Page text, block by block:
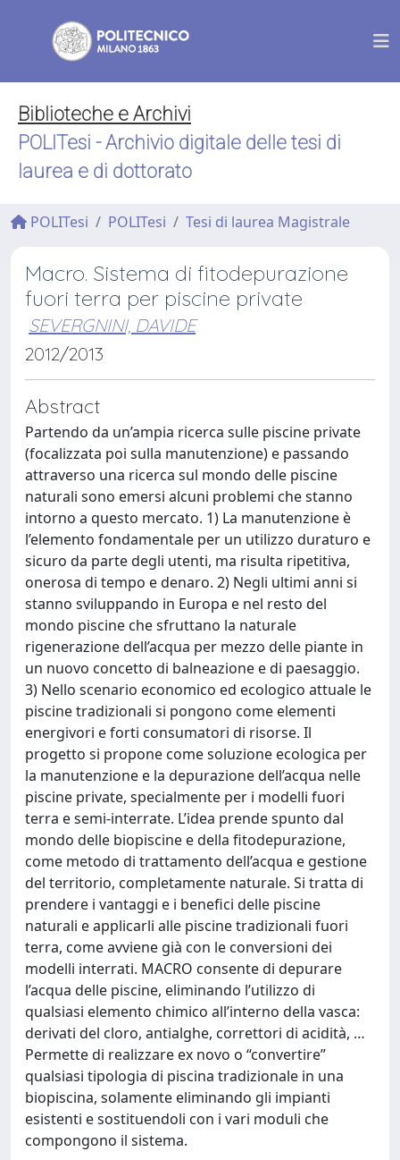
Biblioteche e Archivi
POLITesi - Archivio digitale delle tesi di
laurea e di dottorato
POLITesi POLITesi Tesi di laurea Magistrale
Macro. Sistema di fitodepurazione
fuori terra per piscine private
SEVERGNINI, DAVIDE
2012/2013
Abstract
Partendo da un’ampia ricerca sulle piscine private
(focalizzata poi sulla manutenzione) e passando
attraverso una ricerca sul mondo delle piscine
naturali sono emersi alcuni problemi che stanno
intorno a questo mercato. 1) La manutenzione è
l’elemento fondamentale per un utilizzo duraturo e
sicuro da parte degli utenti, ma risulta ripetitiva,
onerosa di tempo e denaro. 2) Negli ultimi anni si
stanno sviluppando in Europa e nel resto del
mondo piscine che sfruttano la naturale
rigenerazione dell’acqua per mezzo delle piante in
un nuovo concetto di balneazione e di paesaggio.
3) Nello scenario economico ed ecologico attuale le
piscine tradizionali si pongono come elementi
energivori e forti consumatori di risorse. Il
progetto si propone come soluzione ecologica per
la manutenzione e la depurazione dell’acqua nelle
piscine private, specialmente per i modelli fuori
terra e semi-interrate. L’idea prende spunto dal
mondo delle biopiscine e della fitodepurazione,
come metodo di trattamento dell’acqua e gestione
del territorio, completamente naturale. Si tratta di
prendere i vantaggi e i benefici delle piscine
naturali e applicarli alle piscine tradizionali fuori
terra, come avviene già con le conversioni dei
modelli interrati. MACRO consente di depurare
l’acqua delle piscine, eliminando l’utilizzo di
qualsiasi elemento chimico all’interno della vasca:
derivati del cloro, antialghe, correttori di acidità, …
Permette di realizzare ex novo o “convertire”
qualsiasi tipologia di piscina tradizionale in una
biopiscina, solamente eliminando gli impianti
esistenti e sostituendoli con i vari moduli che
compongono il sistema.